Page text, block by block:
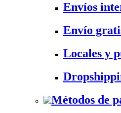
Envíos
Envío
Locales y
Métodos de